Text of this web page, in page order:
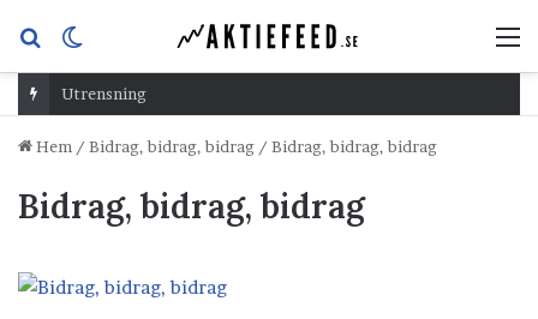
Sök
efterskin
Utrensning
Hem / Bidrag, bidrag, bidrag / Bidrag, bidrag, bidrag
Bidrag, bidrag, bidrag